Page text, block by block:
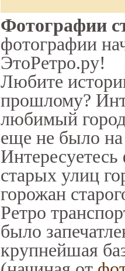
Фотографии
фотографии
ЭтоРетро.ру!
Любите
прошлому?
любимый
еще не было на
Интересуетесь
старых улиц
горожан
Ретро
было
крупнейшая